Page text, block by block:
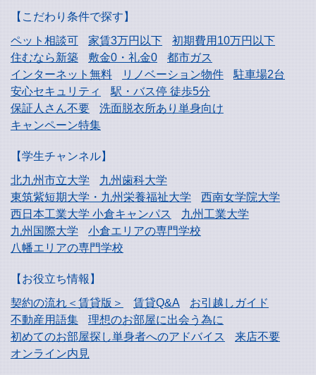
【こだわり条件で探す】
ペット相談可
家賃3万円以下
初期費用10万円以下
住むなら新築
敷金0・礼金0
都市ガス
インターネット無料
リノベーション物件
駐車場2台
安心セキュリティ
駅・バス停 徒歩5分
保証人さん不要
洗面脱衣所あり単身向け
キャンペーン特集
【学生チャンネル】
北九州市立大学
九州歯科大学
東筑紫短期大学・九州栄養福祉大学
西南女学院大学
西日本工業大学小倉キャンパス
九州工業大学
九州国際大学
小倉エリアの専門学校
八幡エリアの専門学校
【お役立ち情報】
契約の流れ＜賃貸版＞
賃貸Q&A
お引越しガイド
不動産用語集
理想のお部屋に出会う為に
初めてのお部屋探し単身者へのアドバイス
来店不要
オンライン内見